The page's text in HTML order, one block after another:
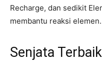
Recharge, dan sedikit
membantu reaksi elemen.
Senjata